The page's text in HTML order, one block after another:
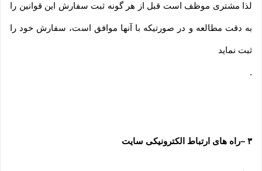
لذا مشتری موظف است قبل از هر گونه ثبت سفارش این قوانین را
به دقت مطالعه و در صورتیکه با آنها موافق است، سفارش خود را
ثبت نماید
.
۳ –راه های ارتباط الکترونیکی سایت